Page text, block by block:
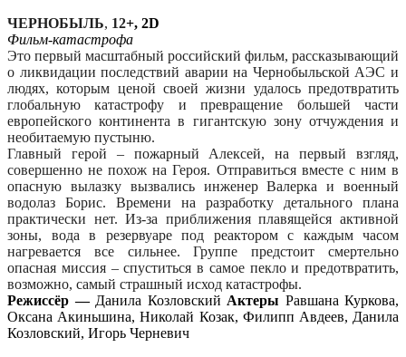
ЧЕРНОБЫЛЬ, 12+, 2D
Фильм-катастрофа
Это первый масштабный российский фильм, рассказывающий
о ликвидации последствий аварии на Чернобыльской АЭС и
людях, которым ценой своей жизни удалось предотвратить
глобальную катастрофу и превращение большей части
европейского континента в гигантскую зону отчуждения и
необитаемую пустыню.
Главный герой – пожарный Алексей, на первый взгляд,
совершенно не похож на Героя. Отправиться вместе с ним в
опасную вылазку вызвались инженер Валерка и военный
водолаз Борис. Времени на разработку детального плана
практически нет. Из-за приближения плавящейся активной
зоны, вода в резервуаре под реактором с каждым часом
нагревается все сильнее. Группе предстоит смертельно
опасная миссия – спуститься в самое пекло и предотвратить,
возможно, самый страшный исход катастрофы.
Режиссёр — Данила Козловский Актеры Равшана Куркова,
Оксана Акиньшина, Николай Козак, Филипп Авдеев, Данила
Козловский, Игорь Черневич